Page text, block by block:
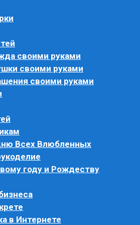
своими руками
своими руками
своими руками
Всех Влюбленных
году и Рождеству
в Интернете